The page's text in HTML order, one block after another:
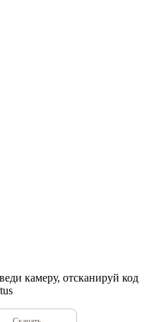
камеру, отсканируй код